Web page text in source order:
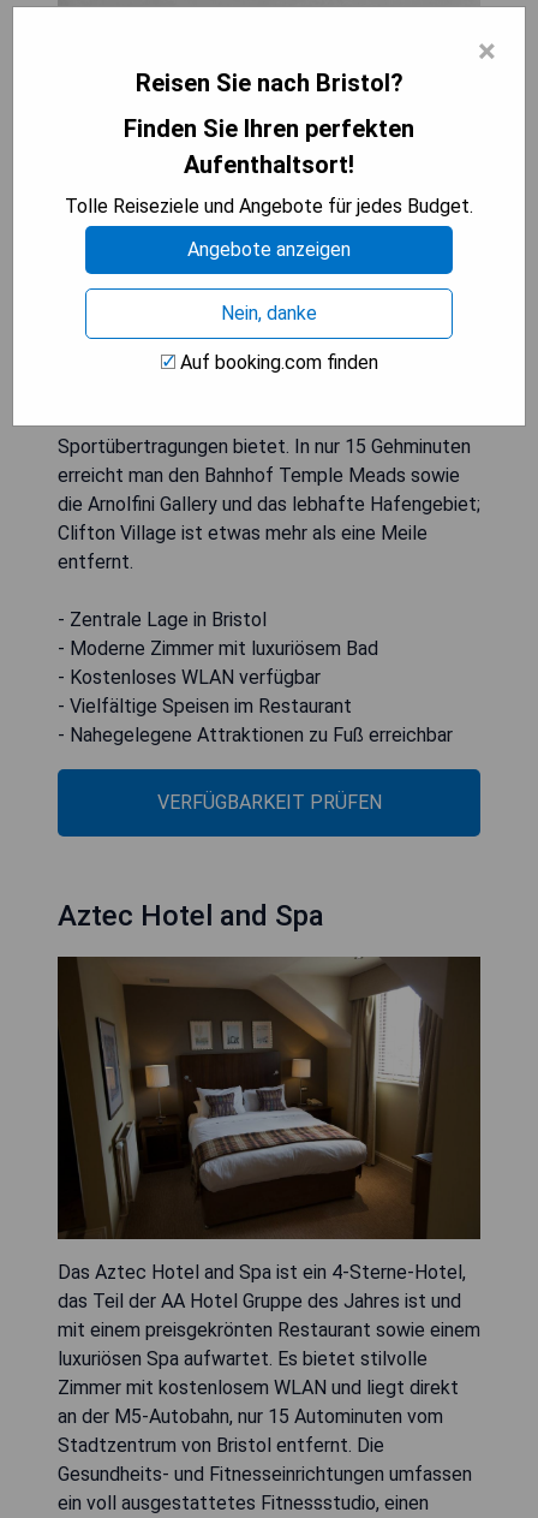
pulsierenden Stadtzentrum von Bristol und bietet
und eine Bar. Es befindet sich neben dem Cabot
Circus Shopping Centre und verfügt über ein Mini-
farbenfrohen Zimmer sind mit luxuriösen
Badezimmern mit Regenduschen ausgestattet,
einem Schreibtisch und kostenfreiem WLAN.
Jedes Zimmer hat zudem einen Flachbild-LED-TV.
Das Spot Kitchen and Bar serviert eine
abwechslungsreiche Speisekarte mit Gerichten
Sportübertragungen bietet. In nur 15 Gehminuten
erreicht man den Bahnhof Temple Meads sowie
die Arnolfini Gallery und das lebhafte Hafengebiet;
Clifton Village ist etwas mehr als eine Meile
entfernt.
- Zentrale Lage in Bristol
- Moderne Zimmer mit luxuriösem Bad
- Kostenloses WLAN verfügbar
- Vielfältige Speisen im Restaurant
- Nahegelegene Attraktionen zu Fuß erreichbar
VERFÜGBARKEIT PRÜFEN
Aztec Hotel and Spa
Das Aztec Hotel and Spa ist ein 4-Sterne-Hotel,
das Teil der AA Hotel Gruppe des Jahres ist und
mit einem preisgekrönten Restaurant sowie einem
luxuriösen Spa aufwartet. Es bietet stilvolle
Zimmer mit kostenlosem WLAN und liegt direkt
an der M5-Autobahn, nur 15 Autominuten vom
Stadtzentrum von Bristol entfernt. Die
Gesundheits- und Fitnesseinrichtungen umfassen
ein voll ausgestattetes Fitnessstudio, einen
×
Reisen Sie nach Bristol?
Finden Sie Ihren perfekten
Aufenthaltsort!
Tolle Reiseziele und Angebote für jedes Budget.
Angebote anzeigen
Nein, danke
Auf booking.com finden